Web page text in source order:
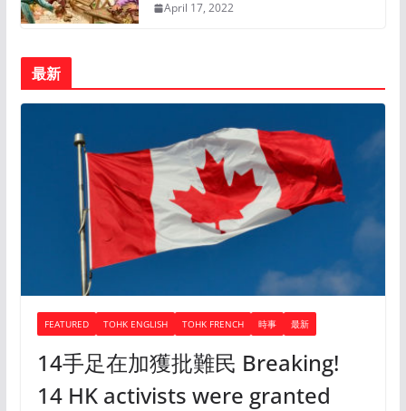
April 17, 2022
最新
FEATURED TOHK ENGLISH TOHK FRENCH 時事 最新
14手足在加獲批難民 Breaking!
14 HK activists were granted